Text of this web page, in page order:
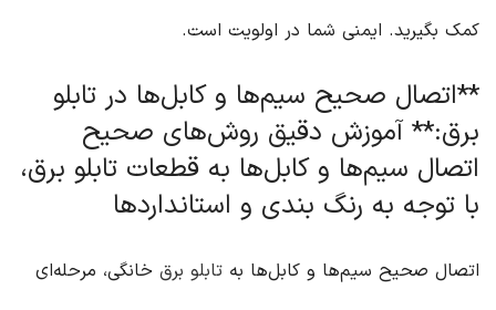
کمک بگیرید. ایمنی شما در اولویت است.
**اتصال صحیح سیم‌ها و کابل‌ها در تابلو
برق:** آموزش دقیق روش‌های صحیح
اتصال سیم‌ها و کابل‌ها به قطعات تابلو برق،
با توجه به رنگ بندی و استانداردها
اتصال صحیح سیم‌ها و کابل‌ها به تابلو برق خانگی، مرحله‌ای